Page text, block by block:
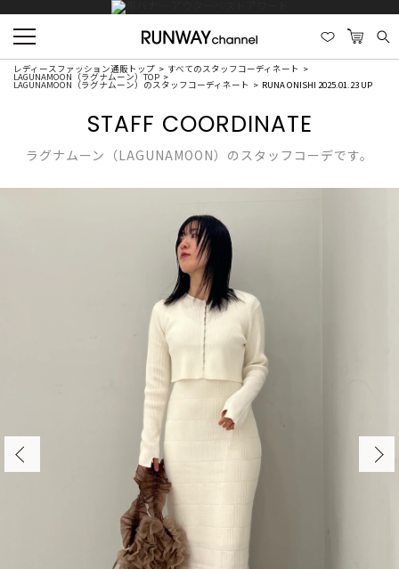
レディースファッション通販トップ すべてのスタッフコーディネート
LAGUNAMOON（ラグナムーン）TOP
LAGUNAMOON（ラグナムーン）のスタッフコーディネート RUNA ONISHI 2025.01.23 UP
STAFF COORDINATE
ラグナムーン（LAGUNAMOON）のスタッフコーデです。